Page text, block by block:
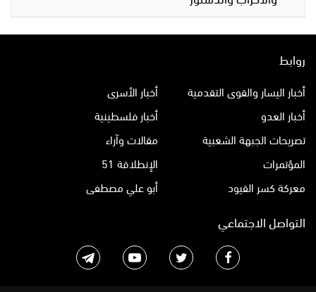
روابط
أخبار اليسار والقوى التقدمية
أخبار الأسرى
أخبار العدو
أخبار فلسطينية
تصريحات الجبهة الشعبية
مقالات وآراء
المؤتمرات
الإنطلاقة 51
معركة كسر القيود
أبو علي مصطفى
التواصل الاجتماعي